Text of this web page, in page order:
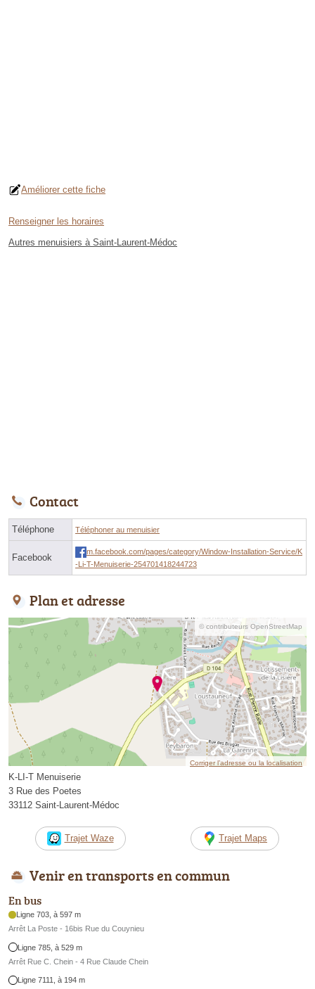
Améliorer cette fiche
Renseigner les horaires
Autres menuisiers à Saint-Laurent-Médoc
Contact
Téléphone Téléphoner au menuisier
Facebook
m.facebook.com/pages/category/Window-Installation-Service/K
-Li-T-Menuiserie-254701418244723
Plan et adresse
© contributeurs OpenStreetMap
Corriger l’adresse ou la localisation
K-LI-T Menuiserie
3 Rue des Poetes
33112 Saint-Laurent-Médoc
Trajet Waze Trajet Maps
Venir en transports en commun
En bus
Ligne 703, à 597 m
Arrêt La Poste - 16bis Rue du Couynieu
Ligne 785, à 529 m
Arrêt Rue C. Chein - 4 Rue Claude Chein
Ligne 7111, à 194 m